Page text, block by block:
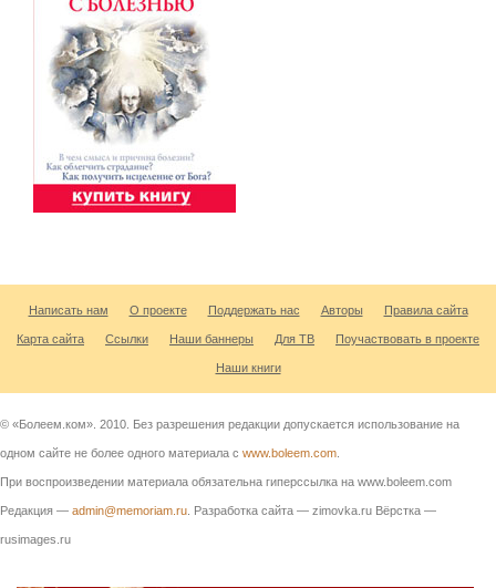
Написать нам О проекте Поддержать нас Авторы Правила сайта
Карта сайта Ссылки Наши баннеры Для ТВ Поучаствовать в проекте
Наши книги
© «Болеем.ком». 2010. Без разрешения редакции допускается использование на
одном сайте не более одного материала с www.boleem.com
При воспроизведении материала обязательна гиперссылка на www.boleem.com
Редакция — admin@memoriam.ru . Разработка сайта — zimovka.ru Вёрстка —
rusimages.ru